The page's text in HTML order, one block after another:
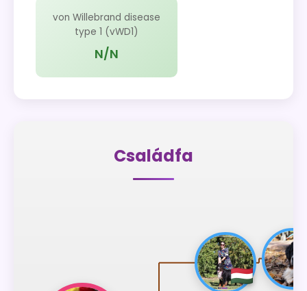
von Willebrand disease
type 1 (vWD1)
N/N
Családfa